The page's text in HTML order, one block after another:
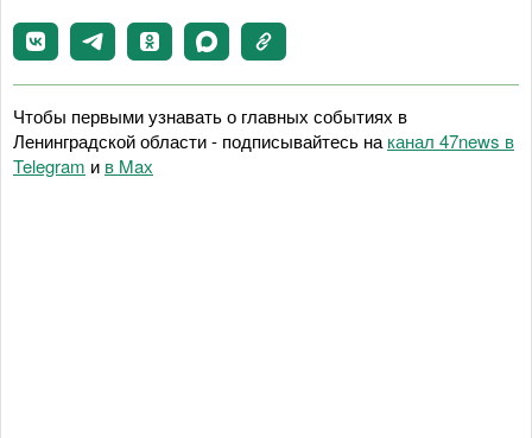
Чтобы первыми узнавать о главных событиях в
Ленинградской области - подписывайтесь на канал 47news в
Telegram и в Maх